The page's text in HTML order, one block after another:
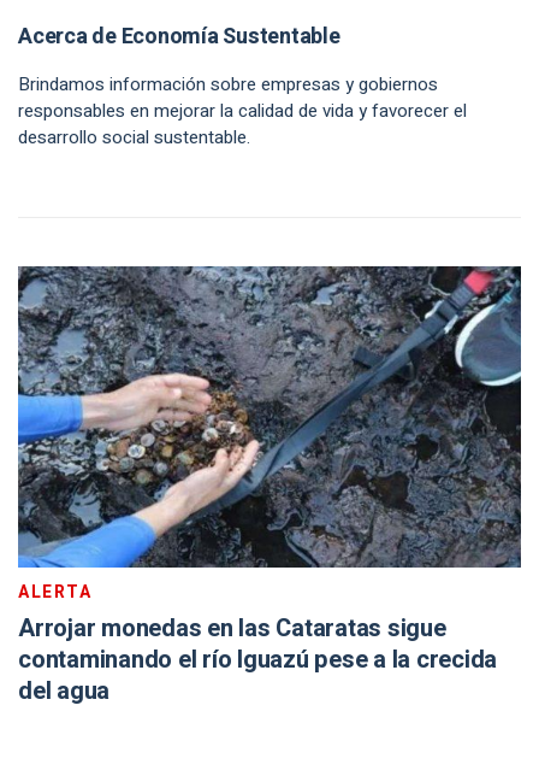
Acerca de Economía Sustentable
Brindamos información sobre empresas y gobiernos
responsables en mejorar la calidad de vida y favorecer el
desarrollo social sustentable.
ALERTA
Arrojar monedas en las Cataratas sigue
contaminando el río Iguazú pese a la crecida
del agua